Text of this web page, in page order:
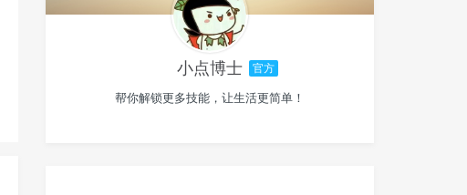
小点博士 官方
帮你解锁更多技能，让生活更简单！